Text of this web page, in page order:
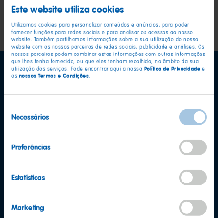
Este website utiliza cookies
Utilizamos cookies para personalizar conteúdos e anúncios, para poder
fornecer funções para redes sociais e para analisar os acessos ao nosso
website. Também partilhamos informações sobre a sua utilização do nosso
website com os nossos parceiros de redes sociais, publicidade e análises. Os
nossos parceiros podem combinar estas informações com outras informações
que lhes tenha fornecido, ou que eles tenham recolhido, no âmbito da sua
utilização dos serviços. Pode encontrar aqui a nossa Política de Privacidade e
os nossos Termos e Condições.
deNecessários
Preferências
Estatísticas
Marketing
voltar aos temas